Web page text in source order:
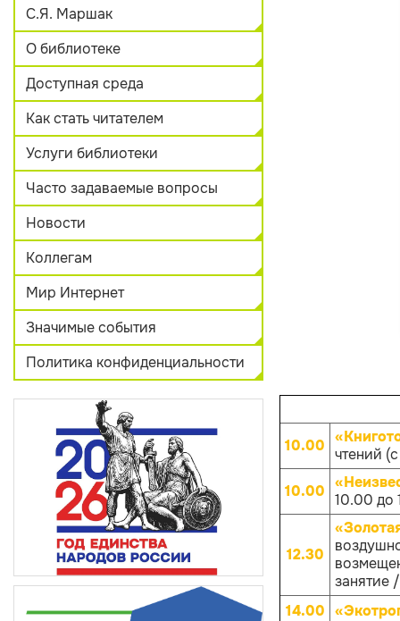
С.Я. Маршак
О библиотеке
Доступная среда
Как стать читателем
Услуги библиотеки
Часто задаваемые вопросы
Новости
Коллегам
Мир Интернет
Значимые события
Политика конфиденциальности
10.00 чтений
10.00 10.00 до
12.30
занятие
14.00